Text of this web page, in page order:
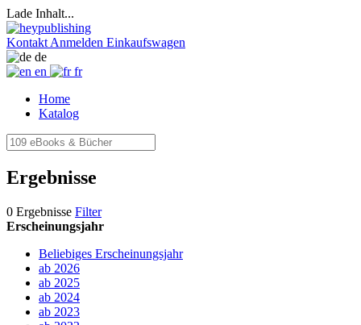
Lade Inhalt...
Kontakt Anmelden Einkaufswagen
de
en
fr
Home
Katalog
Ergebnisse
0 Ergebnisse Filter
Erscheinungsjahr
Beliebiges Erscheinungsjahr
ab 2026
ab 2025
ab 2024
ab 2023